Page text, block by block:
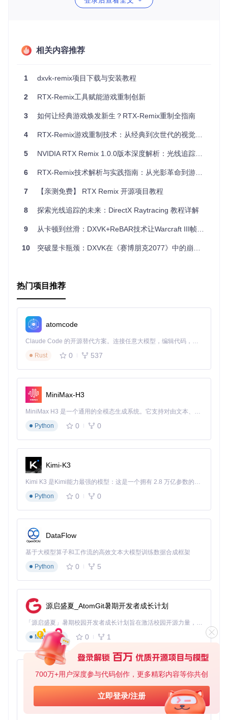
700万+用户深度参与代码创作，更多精彩内容等你共创
立即登录/注册
光线追踪优化
充分利用RTX硬件的优势。
到游戏目录，简化了设置过程。
试信息，方便开发与调试。
松地添加或修改目标游戏。
DXVK-Remix不仅是技术上的突破，更是对游戏历史的一种致
级别的画面表现。如果你是游戏爱好者，或者热衷于图形编
为了开始你的光线追踪之旅，请确保满足项目的要求，并按照
build instructions开始构建和部署。让我们一起，重新定义游
戏的视觉边界！
相关内容推荐
1 dxvk-remix项目下载与安装教程
2 RTX-Remix工具赋能游戏重制创新
3 如何让经典游戏焕发新生？RTX-Remix重制全指南
4 RTX-Remix游戏重制技术：从经典到次世代的视觉革新
5 NVIDIA RTX Remix 1.0.0版本深度解析：光线追踪重制工具的重大升级
6 RTX-Remix技术解析与实践指南：从光影革命到游戏重制全流程
7 【亲测免费】 RTX Remix 开源项目教程
8 探索光线追踪的未来：DirectX Raytracing 教程详解
9 从卡顿到丝滑：DXVK+ReBAR技术让Warcraft III帧率提升300%的秘密
10 突破显卡瓶颈：DXVK在《赛博朋克2077》中的崩溃解决全流程优化
热门项目推荐
atomcode
Claude Code 的开源替代方案。连接任意大模型，编辑代码，运行命令，自动验证 — 全自动执行。用 Rust 构建，极致性能。 ｜ An open-source alternative to Claude Code. Connect any LLM, edit code, run commands, and verify changes — autonomously. Built in Rust for speed. Get Started
Rust
0 537
MiniMax-H3
MiniMax H3 是一个通用的全模态生成系统。它支持对由文本、图像、视频和音频组成的多模态上下文进行统一理解，并能生成分辨率高达 2K、时长可达 15 秒的带原生立体声音频的视频。得益于面向任务泛化的系统设计，H3 在预训练阶段就已具备广泛的多模态上下文理解与生成能力，能够出色地执行复杂的多模态指令。
Python
0 0
Kimi-K3
Kimi K3 是Kimi能力最强的模型：这是一个拥有 2.8 万亿参数的混合专家（MoE）模型，具备原生视觉理解能力，并支持 100 万 token 的上下文窗口。
Python
0 0
DataFlow
基于大模型算子和工作流的高效文本大模型训练数据合成框架
Python
0 5
源启盛夏_AtomGit暑期开发者成长计划
「源启盛夏」暑期校园开发者成长计划旨在激活校园开源力量，通过积分激励、认证扶持、资源倾斜等形式，引导高校组织和开发者完成「入驻 — 建项目 — 做贡献 — 获认证 — 得资源」的完整闭环。无论你是想带领社团入驻平台的组织者，还是希望用代码贡献证明自己的开发者，都能在这里找到属于你的成长路径。
Markdown
0 1
py-xiaozhi
基于Python的Xiaozhi AI，适用于想要完整Xiaozhi体验而无需拥有专用硬件的用户。
Python
0 1